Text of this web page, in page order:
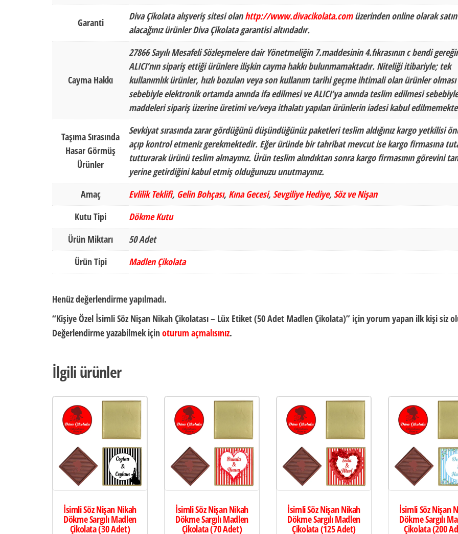
Garanti
Diva Çikolata alışveriş sitesi olanhttp://www.divacikolata.comüzerinden online olarak satın
alacağınız ürünler Diva Çikolata garantisi altındadır.
Cayma Hakkı
27866 Sayılı Mesafeli Sözleşmelere dair Yönetmeliğin 7.maddesinin 4.fıkrasının c bendi
ALICI’nın sipariş ettiği ürünlere ilişkin cayma hakkı bulunmamaktadır. Niteliği itibariyle; tek
kullanımlık ürünler, hızlı bozulan veya son kullanım tarihi geçme ihtimali olan ürünler olması
sebebiyle elektronik ortamda anında ifa edilmesi ve ALICI’ya anında teslim edilmesi
maddeleri sipariş üzerine üretimi ve/veya ithalatı yapılan ürünlerin iadesi kabul
Taşıma Sırasında
Hasar Görmüş
Ürünler
Sevkiyat sırasında zarar gördüğünü düşündüğünüz paketleri teslim aldığınız kargo yetkilisi
açıp kontrol etmeniz gerekmektedir. Eğer üründe bir tahribat mevcut ise kargo firmasına
tutturarak ürünü teslim almayınız. Ürün teslim alındıktan sonra kargo firmasının görevini
yerine getirdiğini kabul etmiş olduğunuzu unutmayınız.
Amaç
Evlilik Teklifi, Gelin Bohçası, Kına Gecesi, Sevgiliye Hediye, Söz ve Nişan
Kutu Tipi
Dökme Kutu
Ürün Miktarı
50 Adet
Ürün Tipi
Madlen Çikolata
Henüz değerlendirme yapılmadı.
“Kişiye Özel İsimli Söz Nişan Nikah Çikolatası – Lüx Etiket (50 Adet Madlen Çikolata)” için yorum yapan ilk kişi siz
Değerlendirme yazabilmek içinoturum açmalısınız.
İlgili ürünler
İsimli Söz Nişan Nikah
Dökme Sargılı Madlen
Çikolata (30 Adet)
İsimli Söz Nişan Nikah
Dökme Sargılı Madlen
Çikolata (70 Adet)
İsimli Söz Nişan Nikah
Dökme Sargılı Madlen
Çikolata (125 Adet)
İsimli Söz Nişan
Dökme Sargılı
Çikolata (200